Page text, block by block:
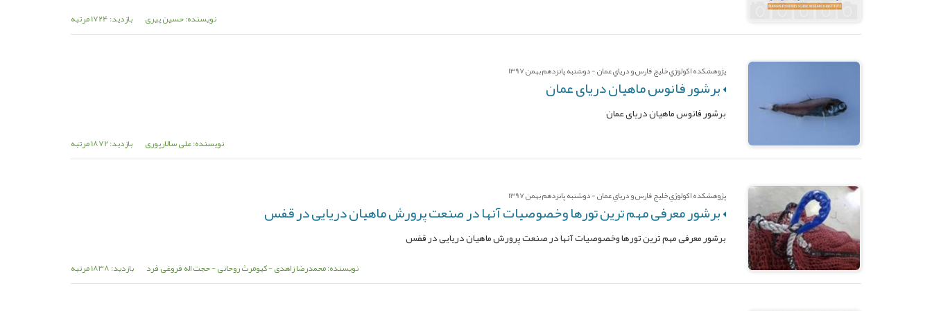
نویسنده: حسین پیری بازدید: 1724 مرتبه
پژوهشکده اکولوژي خليج فارس و درياي عمان - دوشنبه پانزدهم بهمن 1397
برشور فانوس ماهیان دریای عمان
برشور فانوس ماهیان دریای عمان
نویسنده: علی سالارپوری بازدید: 1872 مرتبه
پژوهشکده اکولوژي خليج فارس و درياي عمان - دوشنبه پانزدهم بهمن 1397
برشور معرفی مهم ترین تورها وخصوصیات آنها در صنعت پرورش ماهیان دریایی در قفس
برشور معرفی مهم ترین تورها وخصوصیات آنها در صنعت پرورش ماهیان دریایی در قفس
نویسنده: محمدرضا زاهدی - کیومرث روحانی - حجت اله فروغی فرد بازدید: 1838 مرتبه